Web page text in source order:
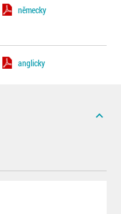
německy
anglicky
expand_less